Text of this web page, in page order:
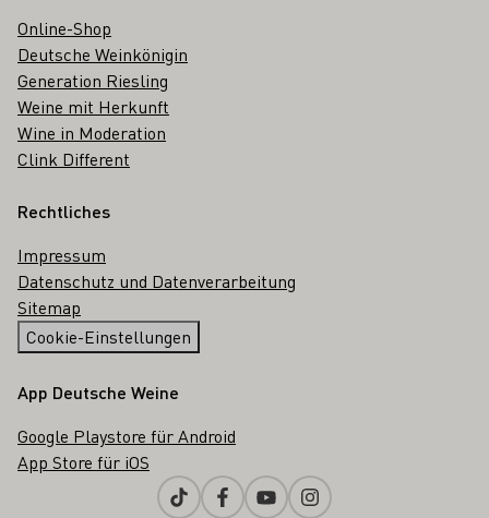
Online-Shop
Deutsche Weinkönigin
Generation Riesling
Weine mit Herkunft
Wine in Moderation
Clink Different
Rechtliches
Impressum
Datenschutz und Datenverarbeitung
Sitemap
Cookie-Einstellungen
App Deutsche Weine
Google Playstore für Android
App Store für iOS
TiktokFacebookYoutubeInstagram